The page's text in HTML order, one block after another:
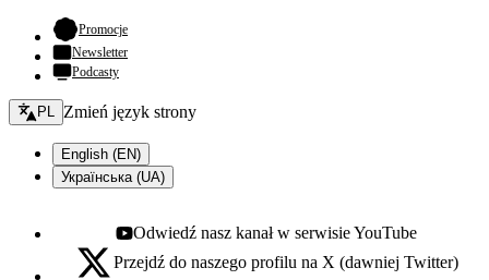
Promocje- otwiera się w nowej karcie
Newsletter
Podcasty
Zmień język - bieżący:
PL Zmień język strony
English (EN)
Українська (UA)
Youtube - otwiera się w nowej karcie
Odwiedź nasz kanał w serwisie YouTube
X - otwiera się w nowej karcie
Przejdź do naszego profilu na X (dawniej Twitter)